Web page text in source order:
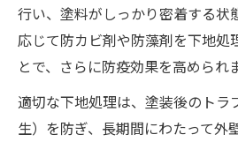
行い、塗料がしっかり密着する状
応じて防カビ剤や防藻剤を下地処
とで、さらに防疫効果を高められ
適切な下地処理は、塗装後のトラ
生）を防ぎ、長期間にわたって外